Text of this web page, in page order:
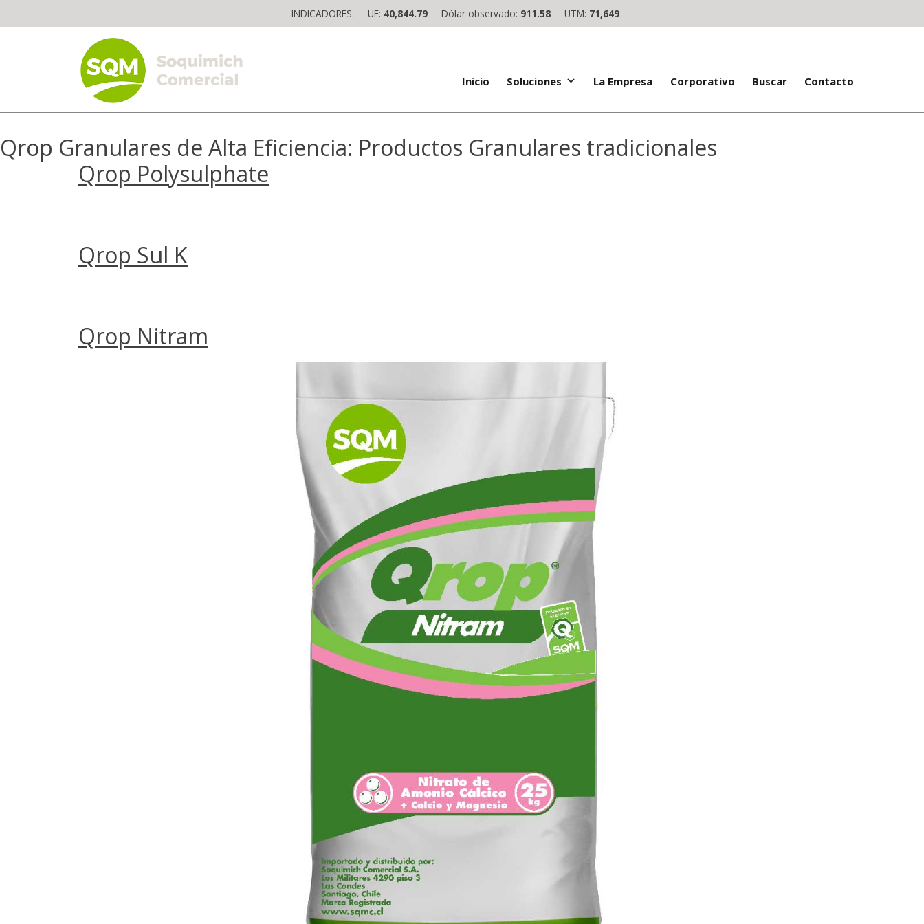
to
INDICADORES: UF: 40,844.79 Dólar observado: 911.58 UTM: 71,649
The worldwide business formula
Inicio Soluciones La Empresa Corporativo Buscar Contacto
Qrop Granulares de Alta Eficiencia: Productos Granulares tradicionales
Qrop Polysulphate
Qrop Sul K
Qrop Nitram